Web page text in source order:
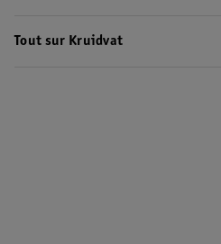
Tout sur Kruidvat